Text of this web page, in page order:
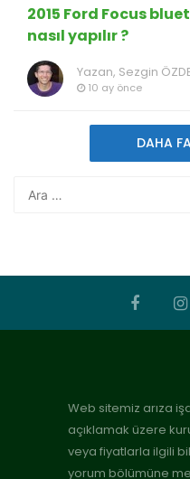
2015 Ford Focus
nasıl yapılır ?
Yazan, Sezgin
10 ay önce
DAHA
Web sitemiz arıza
açıklamak üzere
veya fiyatlarla ilgili
yorum bölümüne